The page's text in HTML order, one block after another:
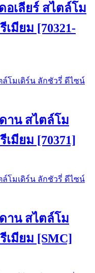
เลียร์ สไตล์โม
มียม [70321-
าน สไตล์โม
มียม [70371]
าน สไตล์โม
เมียม [SMC]